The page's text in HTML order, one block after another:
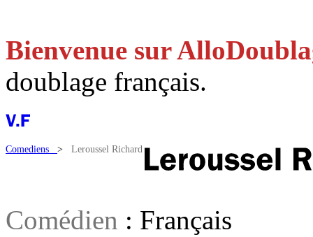
Bienvenue sur
doublage français.
Comediens > Leroussel Richard
Comédien : Français